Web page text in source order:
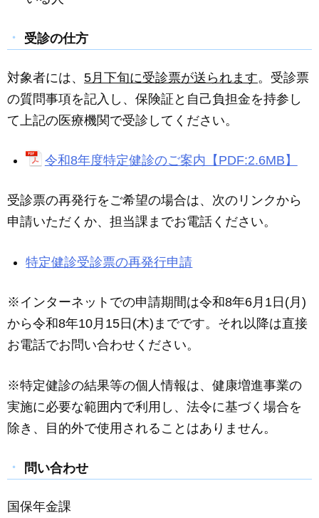
受診の仕方
対象者には、 5月下旬に受診票が送られます。受診票
の質問事項を記入し、保険証と自己負担金を持参し
て上記の医療機関で受診してください。
令和8年度特定健診のご案内【PDF:2.6MB】
受診票の再発行をご希望の場合は、次のリンクから
申請いただくか、担当課までお電話ください。
特定健診受診票の再発行申請
※インターネットでの申請期間は令和8年6月1日(月)
から令和8年10月15日(木)までです。それ以降は直接
お電話でお問い合わせください。
※特定健診の結果等の個人情報は、健康増進事業の
実施に必要な範囲内で利用し、法令に基づく場合を
除き、目的外で使用されることはありません。
問い合わせ
国保年金課